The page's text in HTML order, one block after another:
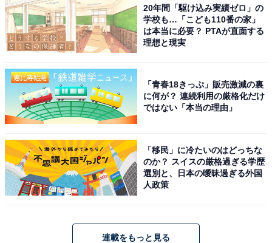
こちらもおすすめ
見た目がかわいいと思う「宮城県のお土産」ラ
20年間「駆け込み実績ゼロ」の
学校も…「こども110番の家」
は本当に必要？ PTAが直面する
理想と現実
「青春18きっぷ」販売激減の裏
に何が？ 連続利用の厳格化だけ
ではない「本当の理由」
「移民」に冷たいのはどっちな
のか？ スイスの厳格過ぎる学歴
選別と、日本の曖昧過ぎる外国
人政策
連載をもっと見る